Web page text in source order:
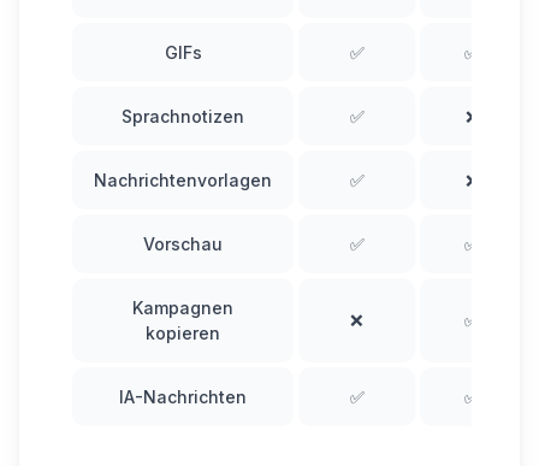
GIFs ✅ ✅
Sprachnotizen ✅ ❌
Nachrichtenvorlagen ✅ ❌
Vorschau ✅ ✅
Kampagnen
kopieren
❌ ✅
IA-Nachrichten ✅ ✅